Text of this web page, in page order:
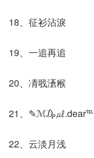
18、征衫沾淚
19、一追再追
20、凊戨濸糇
21、✎ℳ₯㎕.dear℡
22、云淡月浅